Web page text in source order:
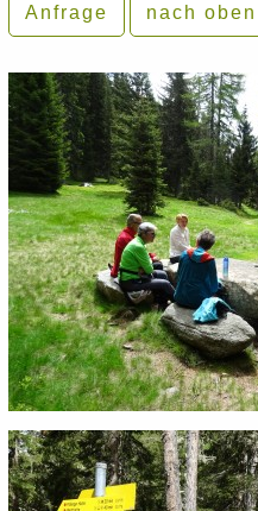
Anfrage nach oben